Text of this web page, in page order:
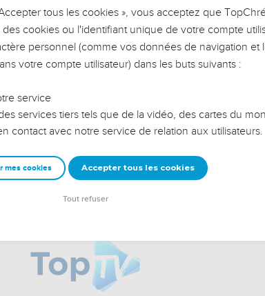
?
leur foi ou leur vision. Mais on voit
alors même que ce sont
reviennent sur les erreurs
de sagesse afin que leurs erreurs
équipe, un groupe ou une famille,
tous les cookies », vous acceptez que
cookies ou l'identifiant unique de votre compte
personnel (comme vos données de navigation et
votre compte utilisateur) dans les buts suivants :
service
services tiers tels que de la vidéo, des cartes du
contact avec notre service de relation aux utilisateurs.
mes cookies Accepter tous les cookies
Tout refuser